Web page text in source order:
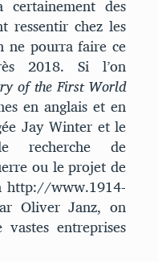
des
ressentir chez les
ne pourra faire ce
2018. Si l’on
of the First World
en anglais et en
Jay Winter et le
recherche de
ou le projet de
http://www.1914-
Oliver Janz, on
entreprises